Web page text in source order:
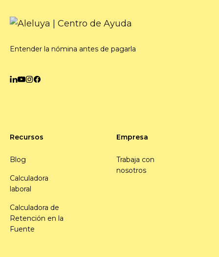
Entender la nómina antes de pagarla
Recursos
Blog
Calculadora
laboral
Calculadora de
Retención en la
Fuente
Empresa
Trabaja con
nosotros